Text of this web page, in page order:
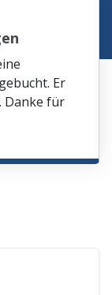
Er
Danke für